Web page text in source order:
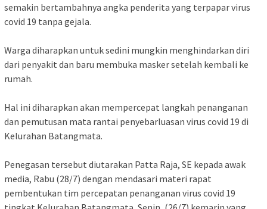
semakin bertambahnya angka penderita yang terpapar virus
covid 19 tanpa gejala.
Warga diharapkan untuk sedini mungkin menghindarkan diri
dari penyakit dan baru membuka masker setelah kembali ke
rumah.
Hal ini diharapkan akan mempercepat langkah penanganan
dan pemutusan mata rantai penyebarluasan virus covid 19 di
Kelurahan Batangmata.
Penegasan tersebut diutarakan Patta Raja, SE kepada awak
media, Rabu (28/7) dengan mendasari materi rapat
pembentukan tim percepatan penanganan virus covid 19